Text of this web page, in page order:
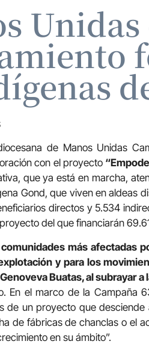
de Manos Unidas
con el proyecto
que ya está en marcha,
Gond, que viven en aldeas
directos y 5.534
del que financiarán
más afectadas
y para los
Buatas, al subrayar
En el marco de la Campaña
de un proyecto que
de fábricas de chanclas o el
en su ámbito”.